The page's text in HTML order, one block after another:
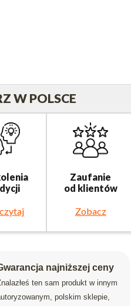
W POLSCE
Zaufanie
od klientów
Zobacz
najniższej ceny
ten sam produkt w innym
polskim sklepie,